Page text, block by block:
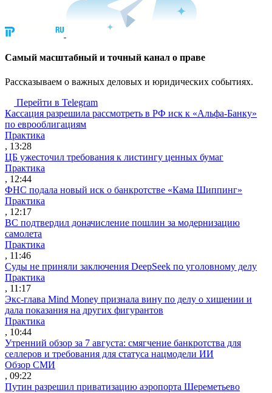
Cамый масштабный и точный канал о праве
Рассказываем о важных деловых и юридических событиях.
Перейти в Telegram
Кассация разрешила рассмотреть в РФ иск к «Альфа-Банку»
по еврооблигациям
Практика
, 13:28
ЦБ ужесточил требования к листингу ценных бумаг
Практика
, 12:44
ФНС подала новый иск о банкротстве «Кама Шиппинг»
Практика
, 12:17
ВС подтвердил доначисление пошлин за модернизацию
самолета
Практика
, 11:46
Суды не приняли заключения DeepSeek по уголовному делу
Практика
, 11:17
Экс-глава Mind Money признала вину по делу о хищении и
дала показания на других фигурантов
Практика
, 10:44
Утренний обзор за 7 августа: смягчение банкротства для
селлеров и требования для статуса нацмодели ИИ
Обзор СМИ
, 09:22
Путин разрешил приватизацию аэропорта Шереметьево